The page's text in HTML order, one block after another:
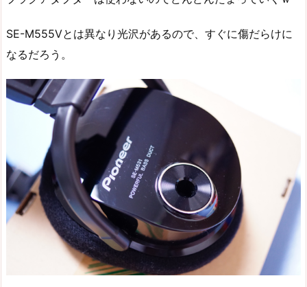
SE-M555Vとは異なり光沢があるので、すぐに傷だらけに
なるだろう。